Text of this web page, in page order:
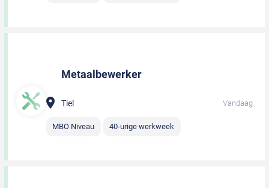
Metaalbewerker
Tiel Vandaag
MBO Niveau 40-urige werkweek